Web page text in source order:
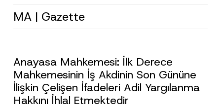
MA | Gazette
Anayasa Mahkemesi: İlk Derece
Mahkemesinin İş Akdinin Son Gününe
İlişkin Çelişen İfadeleri Adil Yargılanma
Hakkını İhlal Etmektedir